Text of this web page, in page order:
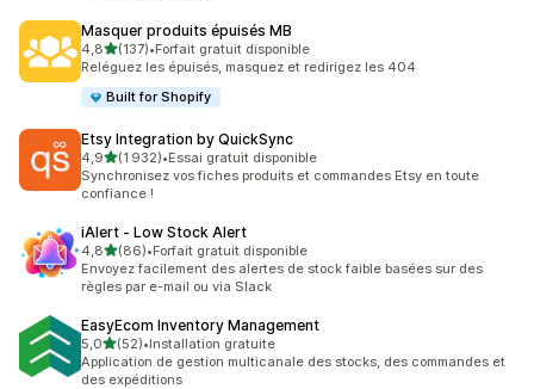
Masquer produits épuisés MB
4,8étoile(s) sur 5
(137)
137 avis au total
•Forfait gratuit disponible
Reléguez les épuisés, masquez et redirigez les 404
Built for Shopify
Etsy Integration by QuickSync
4,9étoile(s) sur 5
(1 932)
1932 avis au total
•Essai gratuit disponible
Synchronisez vos fiches produits et commandes Etsy en toute
confiance !
iAlert ‑ Low Stock Alert
4,8étoile(s) sur 5
(86)
86 avis au total
•Forfait gratuit disponible
Envoyez facilement des alertes de stock faible basées sur des
règles par e-mail ou via Slack
EasyEcom Inventory Management
5,0étoile(s) sur 5
(52)
52 avis au total
•Installation gratuite
Application de gestion multicanale des stocks, des commandes et
des expéditions